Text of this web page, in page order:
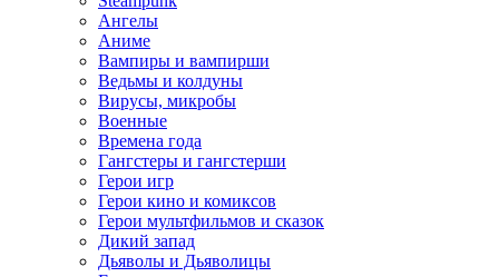
Ангелы
Аниме
Вампиры и вампирши
Ведьмы и колдуны
Вирусы, микробы
Военные
Времена года
Гангстеры и гангстерши
Герои игр
Герои кино и комиксов
Герои мультфильмов и сказок
Дикий запад
Дьяволы и Дьяволицы